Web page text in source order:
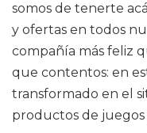
somos de tenerte
y ofertas en todos
compañía más feliz
que contentos: en
transformado en el
productos de juegos